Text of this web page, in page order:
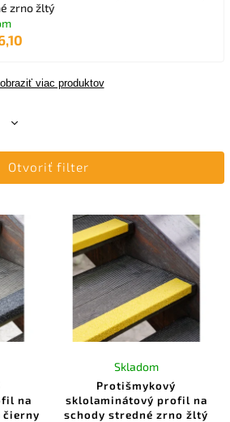
zrno žltý
viac produktov
Otvoriť filter
na
čierny
Protišmykový
sklolaminátový profil na
schody stredné zrno žltý
Skladom